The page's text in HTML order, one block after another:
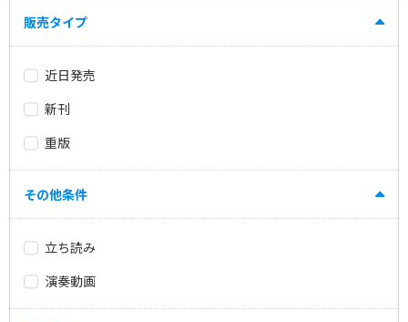
販売タイプ
近日発売
新刊
重版
その他条件
立ち読み
演奏動画